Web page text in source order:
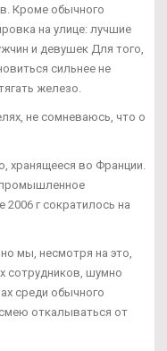
Кроме обычного
на улице: лучшие
и девушек Для того,
сильнее не
железо.
не сомневаюсь, что о
хранящееся во Франции.
промышленное
г сократилось на
мы, несмотря на это,
сотрудников, шумно
среди обычного
откалываться от